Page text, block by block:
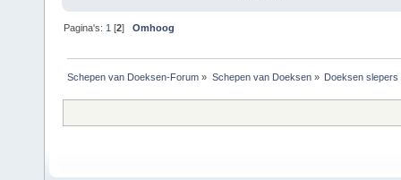
Pagina's: 1 [2]Omhoog
Schepen van Doeksen-Forum » Schepen van Doeksen» Doeksen slepers